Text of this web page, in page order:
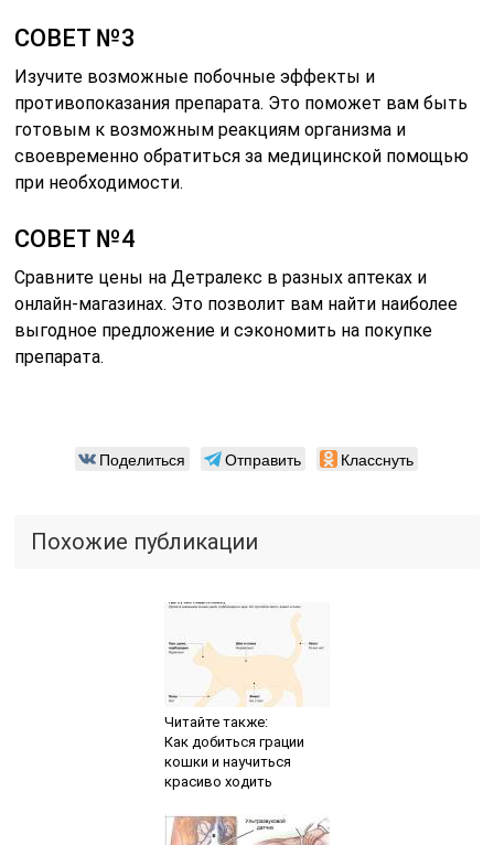
СОВЕТ №3
Изучите возможные побочные эффекты и
противопоказания препарата. Это поможет вам быть
готовым к возможным реакциям организма и
своевременно обратиться за медицинской помощью
при необходимости.
СОВЕТ №4
Сравните цены на Детралекс в разных аптеках и
онлайн-магазинах. Это позволит вам найти наиболее
выгодное предложение и сэкономить на покупке
препарата.
Поделиться Отправить Класснуть
Похожие публикации
Читайте также:
Как добиться грации
кошки и научиться
красиво ходить